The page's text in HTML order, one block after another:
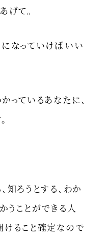
げて。
になっていけばいい
っているあなたに、
知ろうとする、わか
うことができる人
けること確定なので